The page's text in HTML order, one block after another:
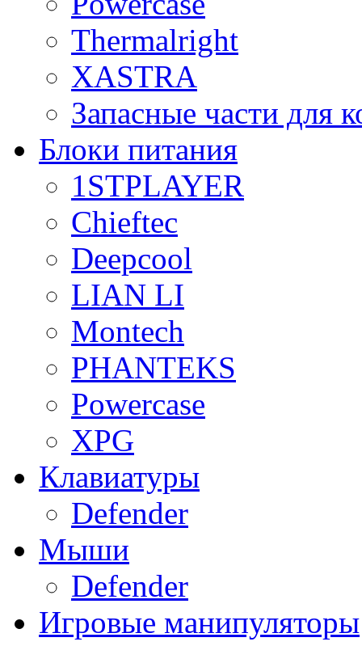
Thermalright
XASTRA
Запасные части для
Блоки питания
1STPLAYER
Chieftec
Deepcool
LIAN LI
Montech
PHANTEKS
Powercase
XPG
Клавиатуры
Defender
Мыши
Defender
Игровые манипуляторы